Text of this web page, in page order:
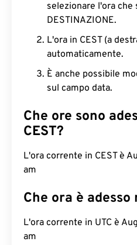
selezionare l'ora
DESTINAZIONE.
L'ora in CEST (a
automaticamente.
È anche possibile
sul campo data.
Che ore sono
CEST?
L'ora corrente in CEST è
am
Che ora è adesso
L'ora corrente in UTC è
am